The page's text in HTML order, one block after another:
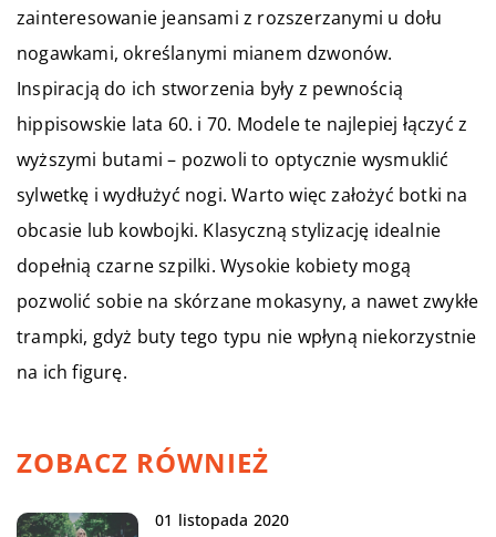
zainteresowanie jeansami z rozszerzanymi u dołu
nogawkami, określanymi mianem dzwonów.
Inspiracją do ich stworzenia były z pewnością
hippisowskie lata 60. i 70. Modele te najlepiej łączyć z
wyższymi butami – pozwoli to optycznie wysmuklić
sylwetkę i wydłużyć nogi. Warto więc założyć botki na
obcasie lub kowbojki. Klasyczną stylizację idealnie
dopełnią czarne szpilki. Wysokie kobiety mogą
pozwolić sobie na skórzane mokasyny, a nawet zwykłe
trampki, gdyż buty tego typu nie wpłyną niekorzystnie
na ich figurę.
ZOBACZ RÓWNIEŻ
01 listopada 2020